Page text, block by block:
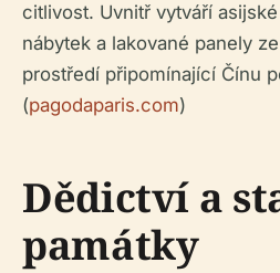
citlivost. Uvnitř vytváří
nábytek a lakované panely
prostředí připomínající Čínu
(pagodaparis.com)
Dědictví a
památky